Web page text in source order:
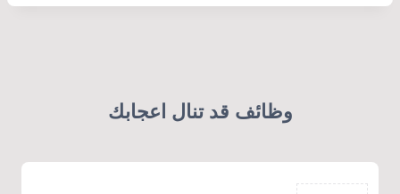
وظائف قد تنال اعجابك